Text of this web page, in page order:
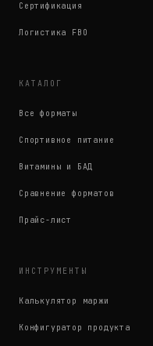
Сертификация
Логистика FBO
КАТАЛОГ
Все форматы
Спортивное питание
Витамины и БАД
Сравнение форматов
Прайс-лист
ИНСТРУМЕНТЫ
Калькулятор маржи
Конфигуратор продукта